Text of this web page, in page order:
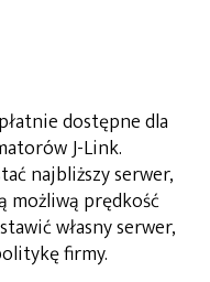
dostępne dla
J-Link.
najbliższy serwer,
możliwą prędkość
własny serwer,
firmy.